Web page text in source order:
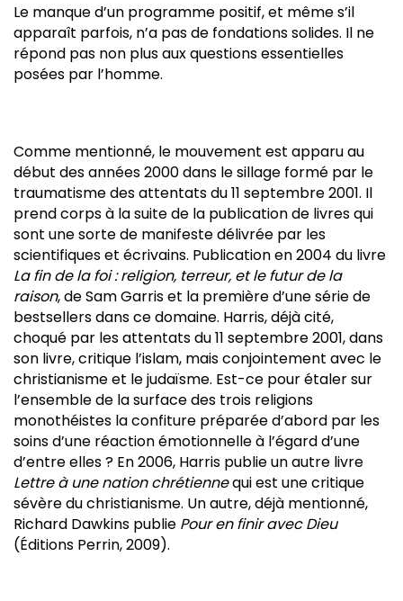
Le manque d’un programme positif, et même s’il
apparaît parfois, n’a pas de fondations solides. Il ne
répond pas non plus aux questions essentielles
posées par l’homme.
Comme mentionné, le mouvement est apparu au
début des années 2000 dans le sillage formé par le
traumatisme des attentats du 11 septembre 2001. Il
prend corps à la suite de la publication de livres qui
sont une sorte de manifeste délivrée par les
scientifiques et écrivains. Publication en 2004 du livre
La fin de la foi : religion, terreur, et le futur de la
raison, de Sam Garris et la première d’une série de
bestsellers dans ce domaine. Harris, déjà cité,
choqué par les attentats du 11 septembre 2001, dans
son livre, critique l’islam, mais conjointement avec le
christianisme et le judaïsme. Est-ce pour étaler sur
l’ensemble de la surface des trois religions
monothéistes la confiture préparée d’abord par les
soins d’une réaction émotionnelle à l’égard d’une
d’entre elles ? En 2006, Harris publie un autre livre
Lettre à une nation chrétiennequi est une critique
sévère du christianisme. Un autre, déjà mentionné,
Richard Dawkins publie Pour en finir avec Dieu
(Éditions Perrin, 2009).